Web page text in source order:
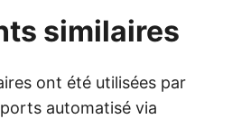
similaires
ont été utilisées par
automatisé via